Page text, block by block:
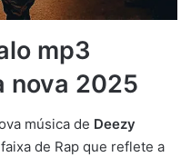
mp3
nova 2025
música de Deezy
de Rap que reflete a